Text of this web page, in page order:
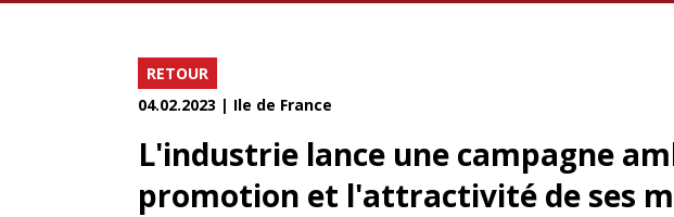
RETOUR
04.02.2023 | Ile de France
L'industrie lance une campagne
promotion et l'attractivité de ses